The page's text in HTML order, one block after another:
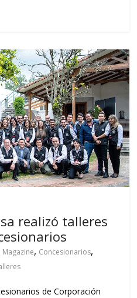
realizó talleres
Magazine,Concesionarios,
de Corporación
workshop. Corporación